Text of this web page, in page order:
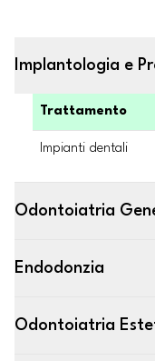
Implantologia e
Trattamento
Impianti dentali
Odontoiatria
Endodonzia
Odontoiatria